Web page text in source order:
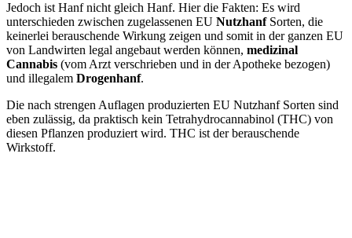
Jedoch ist Hanf nicht gleich Hanf. Hier die Fakten: Es wird
unterschieden zwischen zugelassenen EU NutzhanfSorten, die
keinerlei berauschende Wirkung zeigen und somit in der ganzen EU
von Landwirten legal angebaut werden können, medizinal
Cannabis (vom Arzt verschrieben und in der Apotheke bezogen)
und illegalem Drogenhanf.
Die nach strengen Auflagen produzierten EU Nutzhanf Sorten sind
eben zulässig, da praktisch kein Tetrahydrocannabinol (THC) von
diesen Pflanzen produziert wird. THC ist der berauschende
Wirkstoff.